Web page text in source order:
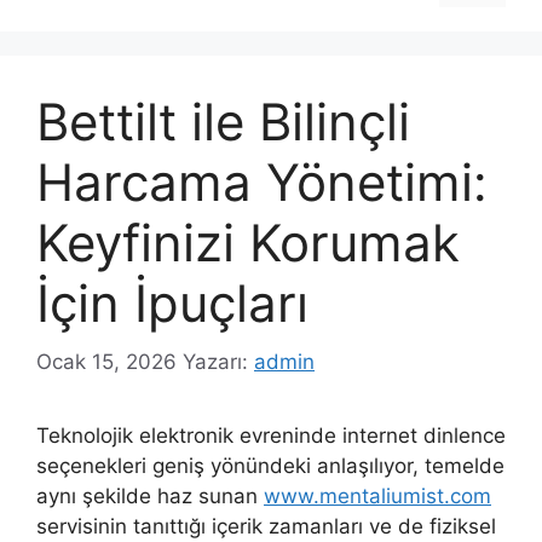
Bettilt ile Bilinçli
Harcama Yönetimi:
Keyfinizi Korumak
İçin İpuçları
Ocak 15, 2026 Yazarı: admin
Teknolojik elektronik evreninde internet dinlence
seçenekleri geniş yönündeki anlaşılıyor, temelde
aynı şekilde haz sunan www.mentaliumist.com
servisinin tanıttığı içerik zamanları ve de fiziksel